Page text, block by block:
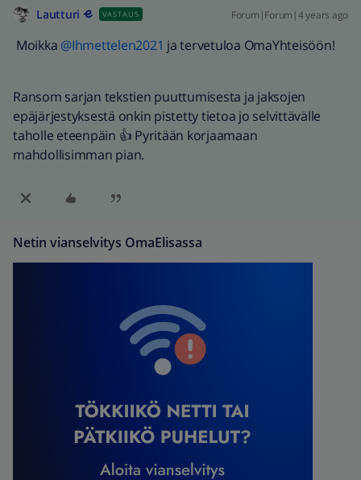
Lautturi VASTAUS Forum|Forum|4 years ago
Moikka @Ihmettelen2021 ja tervetuloa OmaYhteisöön!
Ransom sarjan tekstien puuttumisesta ja jaksojen
epäjärjestyksestä onkin pistetty tietoa jo selvittävälle
taholle eteenpäin 👍 Pyritään korjaamaan
mahdollisimman pian.
Netin vianselvitys OmaElisassa